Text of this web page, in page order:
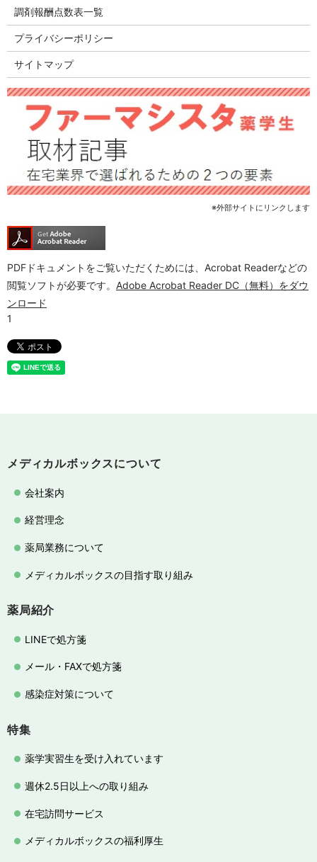
調剤報酬点数表一覧
プライバシーポリシー
サイトマップ
※外部サイトにリンクします
PDFドキュメントをご覧いただくためには、Acrobat Readerなどの
閲覧ソフトが必要です。 Adobe Acrobat Reader DC（無料）をダウ
ンロード
メディカルボックスについて
会社案内
経営理念
薬局業務について
メディカルボックスの目指す取り組み
薬局紹介
LINEで処方箋
メール・FAXで処方箋
感染症対策について
特集
薬学実習生を受け入れています
週休2.5日以上への取り組み
在宅訪問サービス
メディカルボックスの福利厚生